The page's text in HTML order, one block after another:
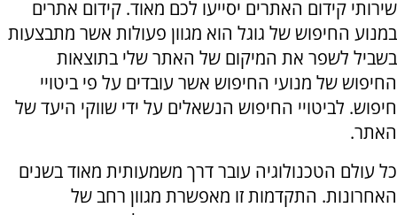
שירותי קידום האתרים יסייעו לכם מאוד. קידום אתרים
במנוע החיפוש של גוגל הוא מגוון פעולות אשר מתבצעות
בשביל לשפר את המיקום של האתר שלי בתוצאות
החיפוש של מנועי החיפוש אשר עובדים על פי ביטויי
חיפוש. לביטויי החיפוש הנשאלים על ידי שווקי היעד של
האתר.
כל עולם הטכנולוגיה עובר דרך משמעותית מאוד בשנים
האחרונות. התקדמות זו מאפשרת מגוון רחב של